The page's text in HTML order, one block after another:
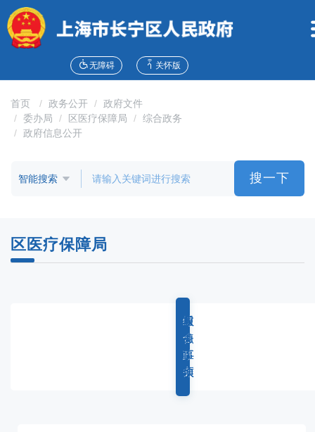
障
碍
说
无障碍 关怀版
首页 政务公开
政府文件
委办局
区医疗保障局
综合政务
政府信息公开
搜一下
区医疗保障局
综
合
政
务
重
点
工
作
权
力
事
项
服
务
事
项